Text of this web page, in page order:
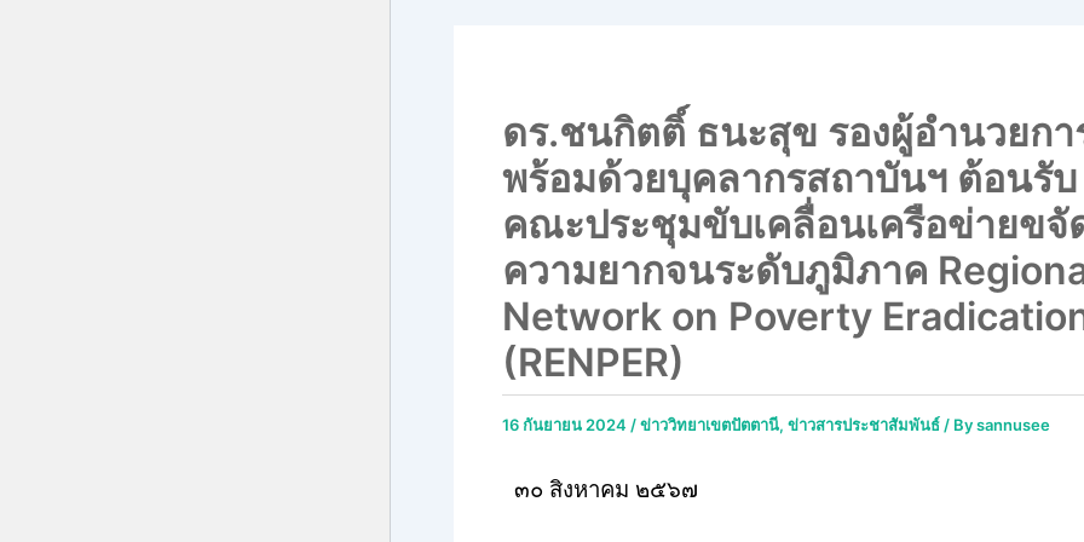
ดร.ชนกิตติ์ ธนะสุข รองผู้อำนวยกา
พร้อมด้วยบุคลากรสถาบันฯ ต้อนรับ
คณะประชุมขับเคลื่อนเครือข่ายขจั
ความยากจนระดับภูมิภาค
Network on Poverty
(RENPER)
16 กันยายน 2024 /ข่าววิทยาเขตปัตตานี, ข่าวสารประชาสัมพันธ์ / Bysannusee
๓๐ สิงหาคม ๒๕๖๗